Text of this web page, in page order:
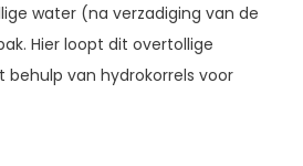
water (na verzadiging van de
Hier loopt dit overtollige
van hydrokorrels voor